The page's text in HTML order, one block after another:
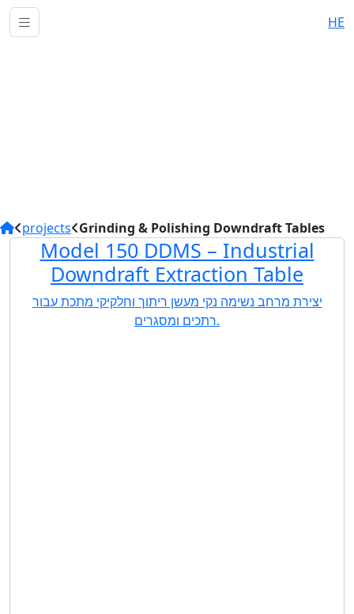
HE
projects Grinding & Polishing Downdraft Tables
Model 150 DDMS – Industrial
Downdraft Extraction Table
יצירת מרחב נשימה נקי מעשן ריתוך וחלקיקי מתכת עבור
רתכים ומסגרים.